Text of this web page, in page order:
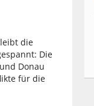
die
Die
Donau
für die